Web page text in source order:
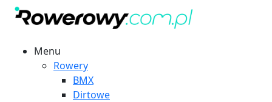
Menu
Rowery
BMX
Dirtowe